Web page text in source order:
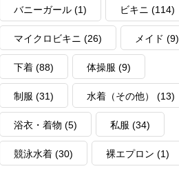
バニーガール (1) ビキニ (114)
マイクロビキニ (26) メイド (9)
下着 (88) 体操服 (9)
制服 (31) 水着（その他） (13)
浴衣・着物 (5) 私服 (34)
競泳水着 (30) 裸エプロン (1)